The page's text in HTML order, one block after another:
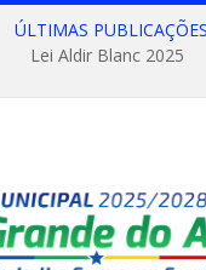
ÚLTIMAS
Lei Aldir Blanc 2025